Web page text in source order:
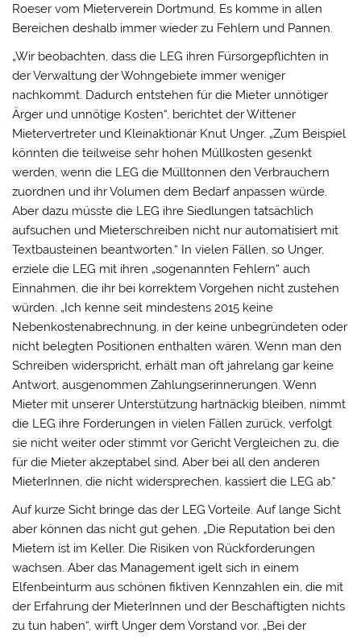
Roeser vom Mieterverein Dortmund. Es komme in allen
Bereichen deshalb immer wieder zu Fehlern und Pannen.
„Wir beobachten, dass die LEG ihren Fürsorgepflichten in
der Verwaltung der Wohngebiete immer weniger
nachkommt. Dadurch entstehen für die Mieter unnötiger
Ärger und unnötige Kosten“, berichtet der Wittener
Mietervertreter und Kleinaktionär Knut Unger. „Zum Beispiel
könnten die teilweise sehr hohen Müllkosten gesenkt
werden, wenn die LEG die Mülltonnen den Verbrauchern
zuordnen und ihr Volumen dem Bedarf anpassen würde.
Aber dazu müsste die LEG ihre Siedlungen tatsächlich
aufsuchen und Mieterschreiben nicht nur automatisiert mit
Textbausteinen beantworten.“ In vielen Fällen, so Unger,
erziele die LEG mit ihren „sogenannten Fehlern“ auch
Einnahmen, die ihr bei korrektem Vorgehen nicht zustehen
würden. „Ich kenne seit mindestens 2015 keine
Nebenkostenabrechnung, in der keine unbegründeten oder
nicht belegten Positionen enthalten wären. Wenn man den
Schreiben widerspricht, erhält man oft jahrelang gar keine
Antwort, ausgenommen Zahlungserinnerungen. Wenn
Mieter mit unserer Unterstützung hartnäckig bleiben, nimmt
die LEG ihre Forderungen in vielen Fällen zurück, verfolgt
sie nicht weiter oder stimmt vor Gericht Vergleichen zu, die
für die Mieter akzeptabel sind. Aber bei all den anderen
MieterInnen, die nicht widersprechen, kassiert die LEG ab.“
Auf kurze Sicht bringe das der LEG Vorteile. Auf lange Sicht
aber können das nicht gut gehen. „Die Reputation bei den
Mietern ist im Keller. Die Risiken von Rückforderungen
wachsen. Aber das Management igelt sich in einem
Elfenbeinturm aus schönen fiktiven Kennzahlen ein, die mit
der Erfahrung der MieterInnen und der Beschäftigten nichts
zu tun haben“, wirft Unger dem Vorstand vor. „Bei der